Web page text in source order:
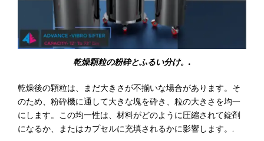
乾燥顆粒の粉砕とふるい分け。.
乾燥後の顆粒は、まだ大きさが不揃いな場合があります。そ
のため、粉砕機に通して大きな塊を砕き、粒の大きさを均一
にします。この均一性は、材料がどのように圧縮されて錠剤
になるか、またはカプセルに充填されるかに影響します。.